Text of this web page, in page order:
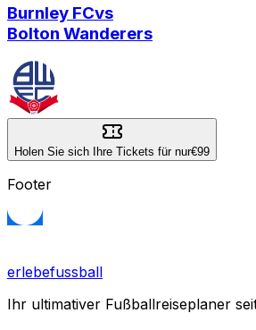
Burnley FCvs
Bolton Wanderers
Holen Sie sich Ihre Tickets für nur€99
Footer
erlebefussball
Ihr ultimativer Fußballreiseplaner